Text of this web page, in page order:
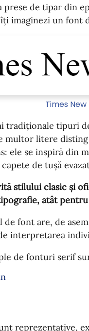
prese de tipar din
imaginezi un font
Times
tradiționale tipuri
multor litere
ele se inspiră din
de tușă
stilului clasic și
atât
de font are, de
interpretarea
de fonturi serif
reprezentative,